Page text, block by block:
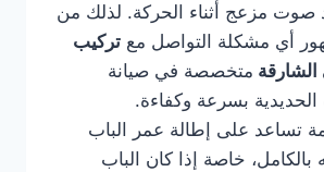
صوت مزعج أثناء الحركة. لذلك من
أي مشكلة التواصل مع تركيب
متخصصة في صيانة
الحديدية بسرعة وكفاءة.
تساعد على إطالة عمر الباب
بالكامل، خاصة إذا كان الباب